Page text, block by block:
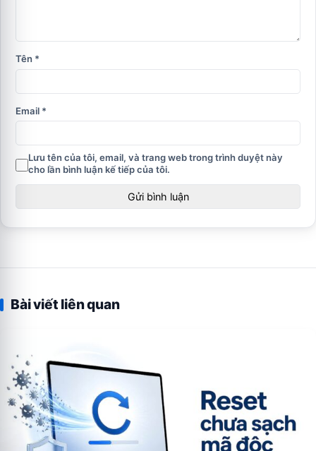
Tên *
Email *
Lưu tên của tôi, email, và trang web trong trình duyệt này
cho lần bình luận kế tiếp của tôi.
Bài viết liên quan